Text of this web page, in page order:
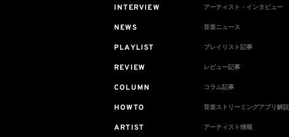
INTERVIEW アーティスト・インタビュー
NEWS 音楽ニュース
PLAYLIST プレイリスト記事
REVIEW レビュー記事
COLUMN コラム記事
HOWTO 音楽ストリーミングアプリ解説
ARTIST アーティスト情報